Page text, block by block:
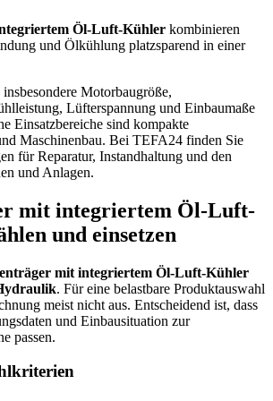
Öl-Luft-Kühler kombinieren
und Ölkühlung platzsparend in einer
Motorbaugröße,
Lüfterspannung und Einbaumaße
Einsatzbereiche sind kompakte
Maschinenbau. Bei TEFA24 finden Sie
für Reparatur, Instandhaltung und den
und Anlagen.
mit integriertem Öl-Luft-
und einsetzen
mit integriertem Öl-Luft-Kühler
. Für eine belastbare Produktauswahl
meist nicht aus. Entscheidend ist, dass
und Einbausituation zur
passen.